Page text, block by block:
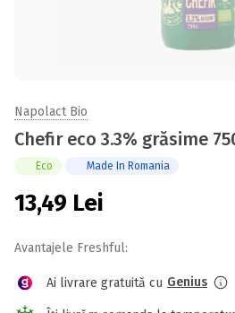
Napolact Bio
Chefir eco 3.3% grăsime
Eco Made In Romania
13,49 Lei
Avantajele Freshful:
Ai livrare gratuită cu Genius